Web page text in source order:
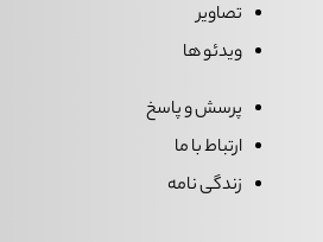
تصاویر
ویدئو ها
پرسش و پاسخ
ارتباط با ما
زندگی نامه